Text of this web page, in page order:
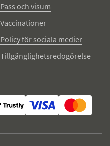
Pass och visum
Vaccinationer
Policy för sociala medier
Tillgänglighetsredogörelse